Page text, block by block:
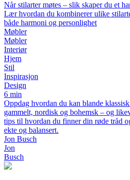
Når stilarter møtes – slik skaper du et
Lær hvordan du kombinerer ulike
både harmoni og personlighet
Møbler
Møbler
Interiør
Hjem
Stil
Inspirasjon
Design
6 min
Oppdag hvordan du kan blande
gammelt, nordisk og bohemsk – og
tips til hvordan du finner din røde tråd
ekte og balansert.
Jon Busch
Jon
Busch